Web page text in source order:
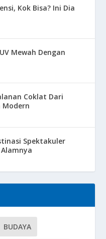
Kok Bisa? Ini Dia
Mewah Dengan
Coklat Dari
Modern
Spektakuler
BUDAYA